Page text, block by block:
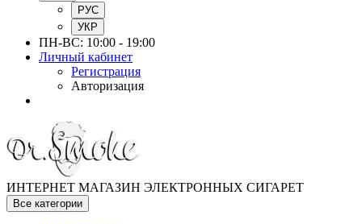
РУС
УКР
ПН-ВС: 10:00 - 19:00
Личный кабинет
Регистрация
Авторизация
ИНТЕРНЕТ МАГАЗИН ЭЛЕКТРОННЫХ СИГАРЕТ
Все категории